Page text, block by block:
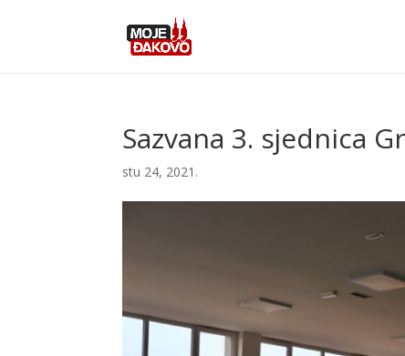
Sazvana 3. sjednica
stu 24, 2021.